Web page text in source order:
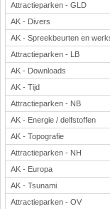
Attractieparken - GLD
AK - Divers
AK - Spreekbeurten en
Attractieparken - LB
AK - Downloads
AK - Tijd
Attractieparken - NB
AK - Energie / delfstoffen
AK - Topografie
Attractieparken - NH
AK - Europa
AK - Tsunami
Attractieparken - OV